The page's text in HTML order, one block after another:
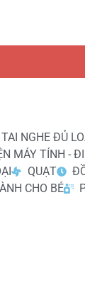
TAI NGHE ĐỦ
MÁY TÍNH -
QUẠT
CHO BÉ